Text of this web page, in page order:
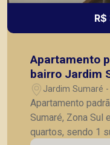
Apartamento
bairro Jardim
Ribeirão
Jardim Sumaré
Apartamento
Sumaré, Zona Sul
quartos, sendo 1